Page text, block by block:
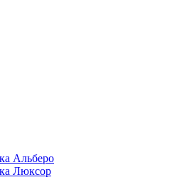
Альберо
Люксор